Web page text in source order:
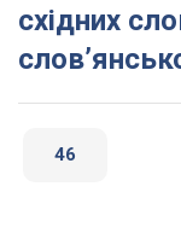
східних
46